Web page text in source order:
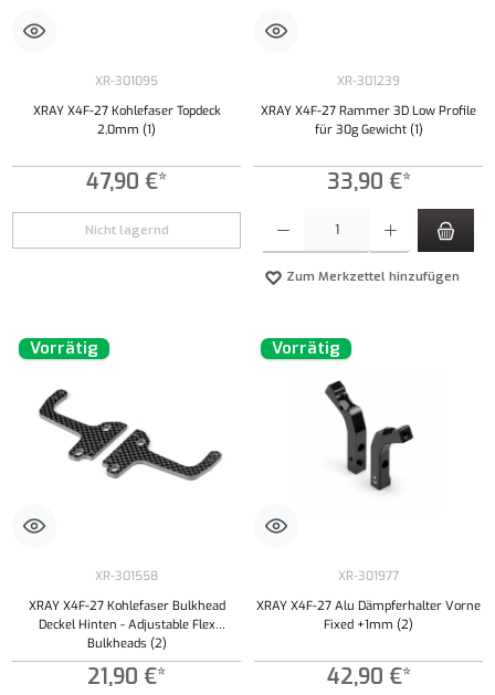
XR-301095
XRAY X4F-27 Kohlefaser Topdeck
2,0mm (1)
47,90 €*
Nicht lagernd
XR-301239
XRAY X4F-27 Rammer 3D Low Profile
für 30g Gewicht (1)
33,90 €*
Zum Merkzettel hinzufügen
Vorrätig
XR-301558
XRAY X4F-27 Kohlefaser Bulkhead
Deckel Hinten - Adjustable Flex
Bulkheads (2)
21,90 €*
Vorrätig
XR-301977
XRAY X4F-27 Alu Dämpferhalter Vorne
Fixed +1mm (2)
42,90 €*